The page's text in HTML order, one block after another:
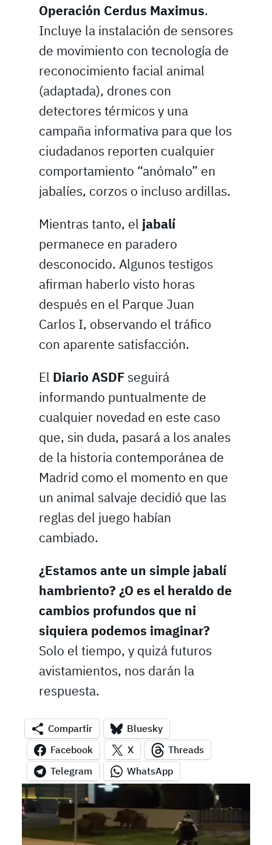
Operación Cerdus Maximus.
Incluye la instalación de sensores
de movimiento con tecnología de
reconocimiento facial animal
(adaptada), drones con
detectores térmicos y una
campaña informativa para que los
ciudadanos reporten cualquier
comportamiento “anómalo” en
jabalíes, corzos o incluso ardillas.
Mientras tanto, el jabalí
permanece en paradero
desconocido. Algunos testigos
afirman haberlo visto horas
después en el Parque Juan
Carlos I, observando el tráfico
con aparente satisfacción.
El Diario ASDF seguirá
informando puntualmente de
cualquier novedad en este caso
que, sin duda, pasará a los anales
de la historia contemporánea de
Madrid como el momento en que
un animal salvaje decidió que las
reglas del juego habían
cambiado.
¿Estamos ante un simple jabalí
hambriento? ¿O es el heraldo de
cambios profundos que ni
siquiera podemos imaginar?
Solo el tiempo, y quizá futuros
avistamientos, nos darán la
respuesta.
Compartir
Bluesky
Facebook
X
Threads
Telegram
WhatsApp